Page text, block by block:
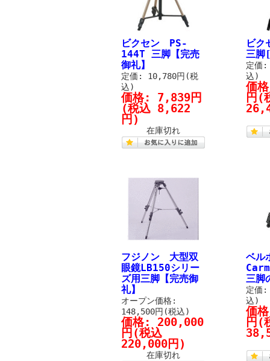
ビクセン PS-
144T 三脚【完売
御礼】
定価: 10,780円(税
込)
価格: 7,839円
(税込 8,622
円)
在庫切れ
ビ
三
定価
込)
価
円 (
フジノン 大型双
眼鏡LB150シリー
ズ用三脚【完売御
礼】
オープン価格:
148,500円(税込)
価格: 200,000
円 (税込
220,000円)
在庫切れ
ベル
三脚
定価
込)
価
円 (